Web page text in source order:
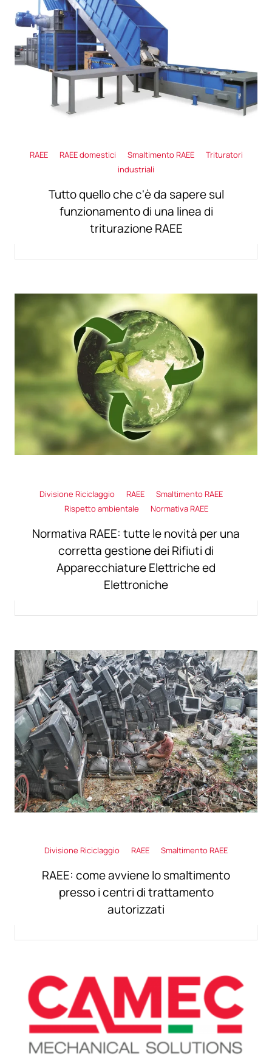
RAEE RAEE domestici Smaltimento RAEE
Trituratori
industriali
Tutto quello che c'è da sapere sul
funzionamento di una linea di
triturazione RAEE
Divisione Riciclaggio RAEE
Smaltimento RAEE
Rispetto ambientale
Normativa RAEE
Normativa RAEE: tutte le novità per una
corretta gestione dei Rifiuti di
Apparecchiature Elettriche ed
Elettroniche
Divisione Riciclaggio RAEE Smaltimento RAEE
RAEE: come avviene lo smaltimento
presso i centri di trattamento
autorizzati